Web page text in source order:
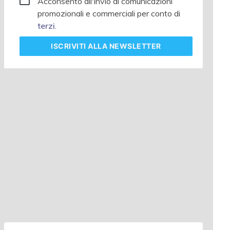
promozionali e commerciali per conto di
terzi.
ISCRIVITIALLA NEWSLETTER